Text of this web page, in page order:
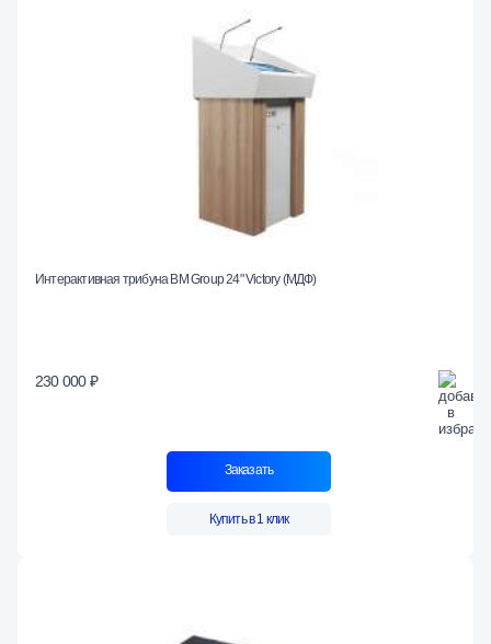
Интерактивная трибуна BM Group 24" Victory (МДФ)
230 000 ₽
Заказать
Купить в 1 клик